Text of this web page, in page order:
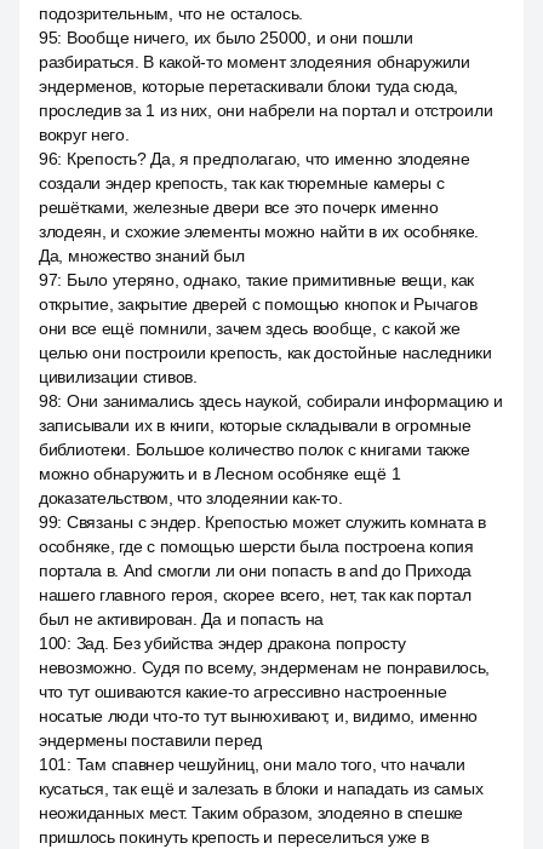
подозрительным, что не осталось.
95: Вообще ничего, их было 25000, и они пошли
разбираться. В какой-то момент злодеяния обнаружили
эндерменов, которые перетаскивали блоки туда сюда,
проследив за 1 из них, они набрели на портал и отстроили
вокруг него.
96: Крепость? Да, я предполагаю, что именно злодеяне
создали эндер крепость, так как тюремные камеры с
решётками, железные двери все это почерк именно
злодеян, и схожие элементы можно найти в их особняке.
Да, множество знаний был
97: Было утеряно, однако, такие примитивные вещи, как
открытие, закрытие дверей с помощью кнопок и Рычагов
они все ещё помнили, зачем здесь вообще, с какой же
целью они построили крепость, как достойные наследники
цивилизации стивов.
98: Они занимались здесь наукой, собирали информацию и
записывали их в книги, которые складывали в огромные
библиотеки. Большое количество полок с книгами также
можно обнаружить и в Лесном особняке ещё 1
доказательством, что злодеянии как-то.
99: Связаны с эндер. Крепостью может служить комната в
особняке, где с помощью шерсти была построена копия
портала в. And смогли ли они попасть в and до Прихода
нашего главного героя, скорее всего, нет, так как портал
был не активирован. Да и попасть на
100: Зад. Без убийства эндер дракона попросту
невозможно. Судя по всему, эндерменам не понравилось,
что тут ошиваются какие-то агрессивно настроенные
носатые люди что-то тут вынюхивают, и, видимо, именно
эндермены поставили перед
101 : Там спавнер чешуйниц, они мало того, что начали
кусаться, так ещё и залезать в блоки и нападать из самых
неожиданных мест. Таким образом, злодеяно в спешке
пришлось покинуть крепость и переселиться уже в